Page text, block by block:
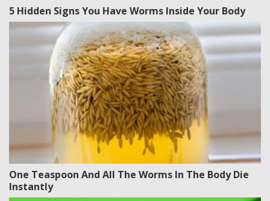
5 Hidden Signs You Have Worms Inside Your Body
One Teaspoon And All The Worms In The Body Die
Instantly